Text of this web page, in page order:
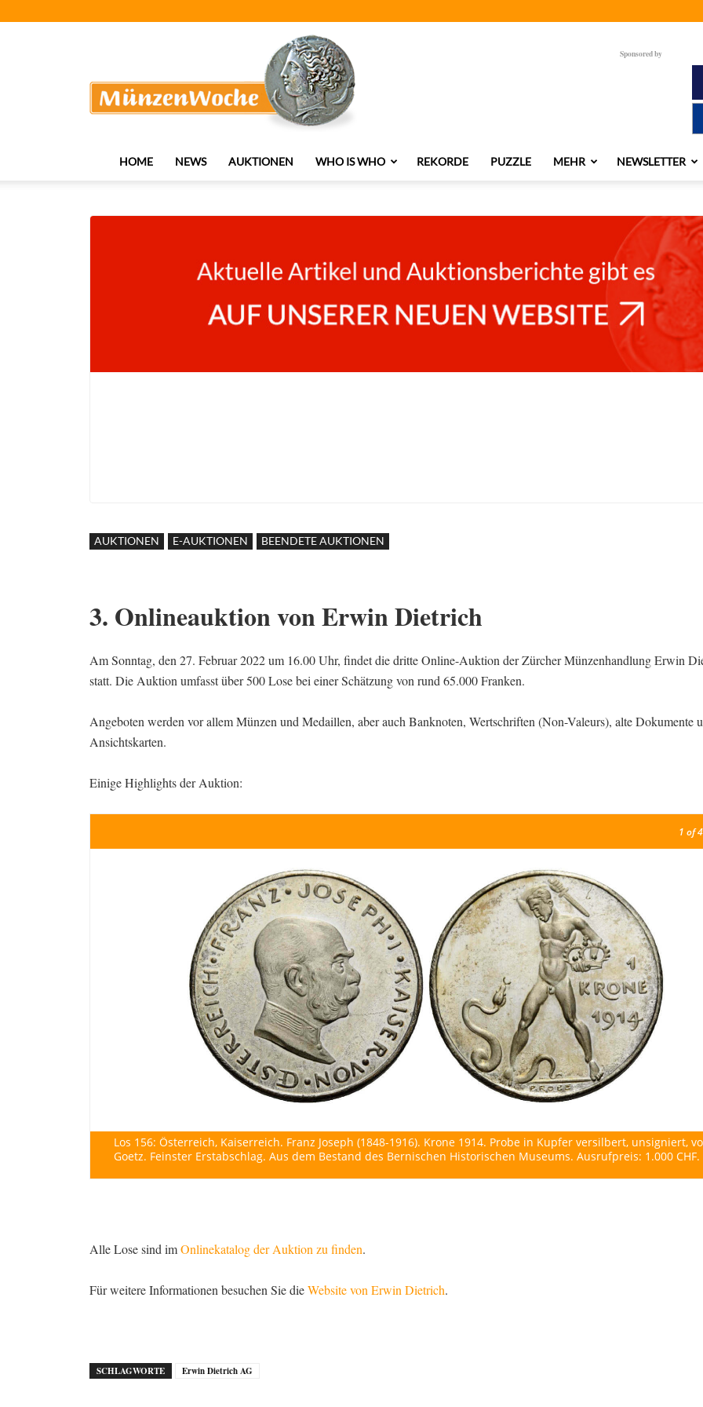
Sponsored by
HOME NEWS AUKTIONEN WHO IS WHO REKORDE PUZZLE MEHR NEWSLETTER
AUKTIONEN E-AUKTIONEN BEENDETE AUKTIONEN
3. Onlineauktion von Erwin Dietrich
Am Sonntag, den 27. Februar 2022 um 16.00 Uhr, findet die dritte Online-Auktion der Zürcher Münzenhandlung Erwin
statt. Die Auktion umfasst über 500 Lose bei einer Schätzung von rund 65.000 Franken.
Angeboten werden vor allem Münzen und Medaillen, aber auch Banknoten, Wertschriften (Non-Valeurs), alte Dokumente
Ansichtskarten.
Einige Highlights der Auktion:
1 of 4
Los 156: Österreich, Kaiserreich. Franz Joseph (1848-1916). Krone 1914. Probe in Kupfer versilbert, unsigniert,
Goetz. Feinster Erstabschlag. Aus dem Bestand des Bernischen Historischen Museums. Ausrufpreis: 1.000 CHF.
Alle Lose sind imOnlinekatalog der Auktion zu finden.
Für weitere Informationen besuchen Sie dieWebsite von Erwin Dietrich.
SCHLAGWORTE Erwin Dietrich AG